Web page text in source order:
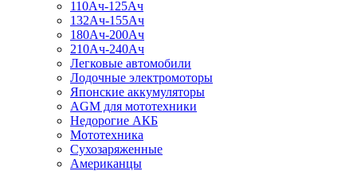
110Ач-125Ач
132Ач-155Ач
180Ач-200Ач
210Ач-240Ач
Легковые автомобили
Лодочные электромоторы
Японские аккумуляторы
AGM для мототехники
Недорогие АКБ
Мототехника
Сухозаряженные
Американцы